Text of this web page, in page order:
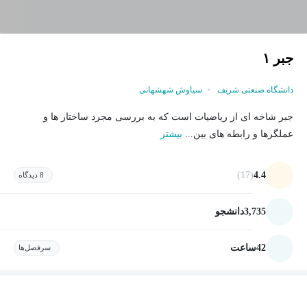
جبر ۱
دانشگاه صنعتی شریف سیاوش شهشهانی
جبر شاخه ای از ریاضیات است که به بررسی مجرد ساختار ها و
عملگرها و رابطه های بین... بیشتر
4.4
(17) 8 دیدگاه
3,735دانشجو
42ساعت سرفصل‌ها